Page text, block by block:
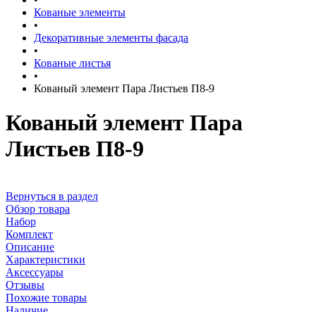
Кованые элементы
•
Декоративные элементы фасада
•
Кованые листья
•
Кованый элемент Пара Листьев П8-9
Кованый элемент Пара
Листьев П8-9
Вернуться в раздел
Обзор товара
Набор
Комплект
Описание
Характеристики
Аксессуары
Отзывы
Похожие товары